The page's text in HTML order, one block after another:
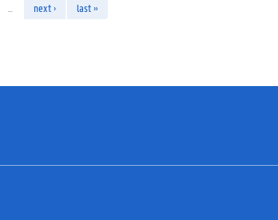
next › last »